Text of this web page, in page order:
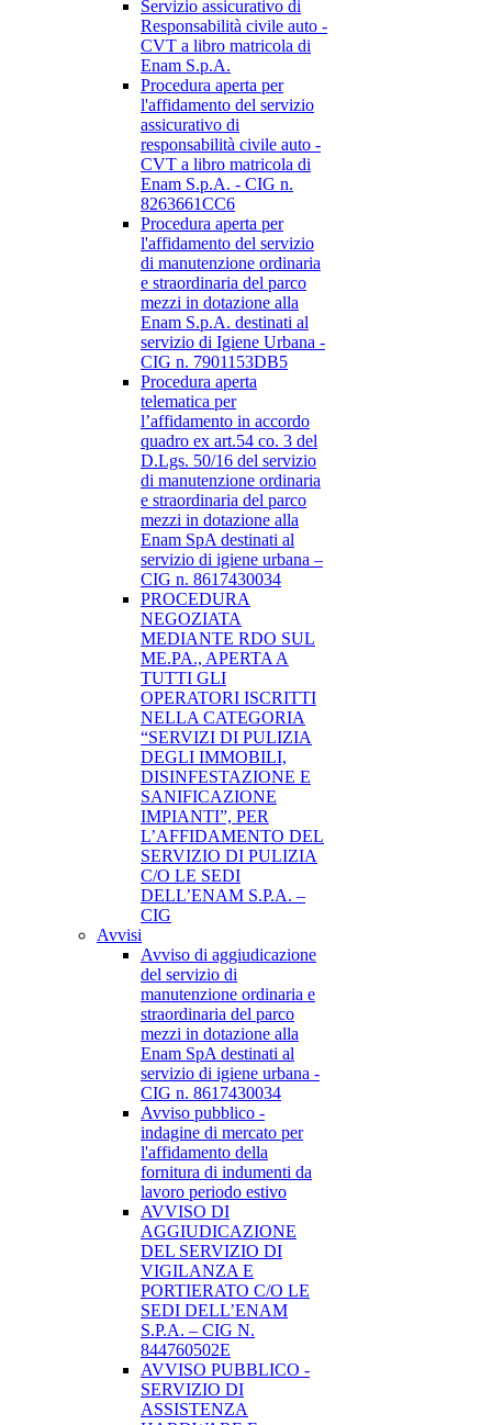
Servizio assicurativo di
Responsabilità civile auto -
CVT a libro matricola di
Enam S.p.A.
Procedura aperta per
l'affidamento del servizio
assicurativo di
responsabilità civile auto -
CVT a libro matricola di
Enam S.p.A. - CIG n.
8263661CC6
Procedura aperta per
l'affidamento del servizio
di manutenzione ordinaria
e straordinaria del parco
mezzi in dotazione alla
Enam S.p.A. destinati al
servizio di Igiene Urbana -
CIG n. 7901153DB5
Procedura aperta
telematica per
l’affidamento in accordo
quadro ex art.54 co. 3 del
D.Lgs. 50/16 del servizio
di manutenzione ordinaria
e straordinaria del parco
mezzi in dotazione alla
Enam SpA destinati al
servizio di igiene urbana –
CIG n. 8617430034
PROCEDURA
NEGOZIATA
MEDIANTE RDO SUL
ME.PA., APERTA A
TUTTI GLI
OPERATORI ISCRITTI
NELLA CATEGORIA
“SERVIZI DI PULIZIA
DEGLI IMMOBILI,
DISINFESTAZIONE E
SANIFICAZIONE
IMPIANTI”, PER
L’AFFIDAMENTO DEL
SERVIZIO DI PULIZIA
C/O LE SEDI
DELL’ENAM S.P.A. –
CIG
Avvisi
Avviso di aggiudicazione
del servizio di
manutenzione ordinaria e
straordinaria del parco
mezzi in dotazione alla
Enam SpA destinati al
servizio di igiene urbana -
CIG n. 8617430034
Avviso pubblico -
indagine di mercato per
l'affidamento della
fornitura di indumenti da
lavoro periodo estivo
AVVISO DI
AGGIUDICAZIONE
DEL SERVIZIO DI
VIGILANZA E
PORTIERATO C/O LE
SEDI DELL’ENAM
S.P.A. – CIG N.
844760502E
AVVISO PUBBLICO -
SERVIZIO DI
ASSISTENZA